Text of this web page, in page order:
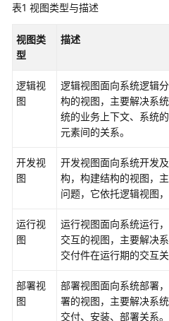
使
CodeArts
图
什
是
4+1
视
用
例
表1 视图类型与描述
视图类
型
描述
逻辑视
图
逻辑视图面向系统逻辑
构的视图，主要解决系
统的业务上下文、系统
元素间的关系。
开发视
图
开发视图面向系统开发
构，构建结构的视图，
问题，它依托逻辑视图
运行视
图
运行视图面向系统运行
交互的视图，主要解决
交付件在运行期的交互关
部署视
图
部署视图面向系统部署
署的视图，主要解决系
交付、安装、部署关系。